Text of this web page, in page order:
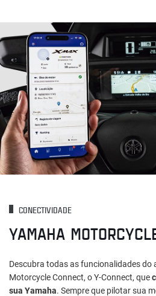
CONECTIVIDADE
YAMAHA
Descubra todas as funcionalidades do
Motorcycle Connect, o Y-Connect, que
sua Yamaha. Sempre que pilotar sua